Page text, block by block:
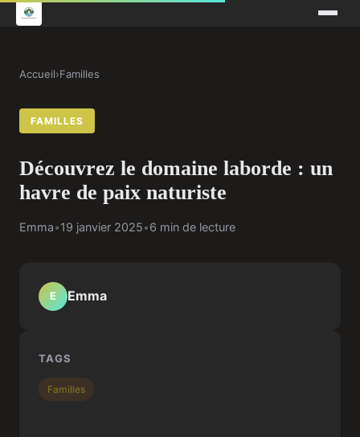
Accueil›Familles
FAMILLES
Découvrez le domaine laborde : un
havre de paix naturiste
Emma•19 janvier 2025•6 min de lecture
E Emma
TAGS
Familles